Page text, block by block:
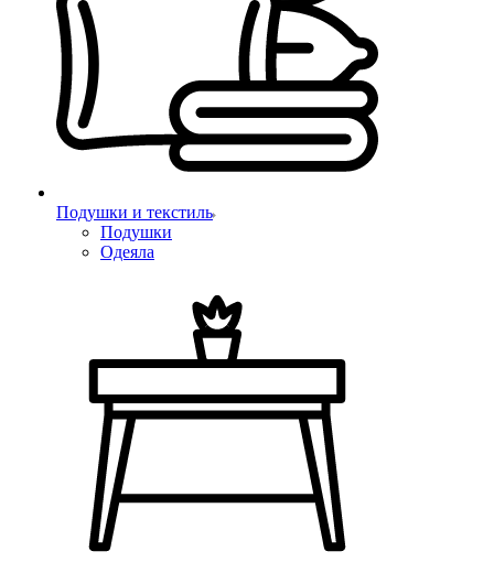
Подушки и текстиль
Подушки
Одеяла